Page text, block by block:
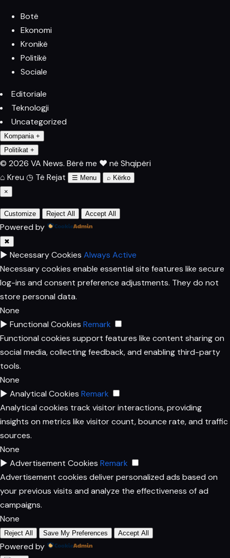
Botë
Ekonomi
Kronikë
Politikë
Sociale
Editoriale
Teknologji
Uncategorized
Kompania +
Politikat +
© 2026 VA News. Bërë me ♥ në Shqipëri
⌂ Kreu ◷ Të Rejat ☰ Menu ⌕ Kërko
×
Customize Reject All Accept All
Powered by
✖
► Necessary Cookies Always Active
Necessary cookies enable essential site features like secure
log-ins and consent preference adjustments. They do not
store personal data.
None
► Functional Cookies Remark
Functional cookies support features like content sharing on
social media, collecting feedback, and enabling third-party
tools.
None
► Analytical Cookies Remark
Analytical cookies track visitor interactions, providing
insights on metrics like visitor count, bounce rate, and traffic
sources.
None
► Advertisement Cookies Remark
Advertisement cookies deliver personalized ads based on
your previous visits and analyze the effectiveness of ad
campaigns.
None
Reject All Save My Preferences Accept All
Powered by